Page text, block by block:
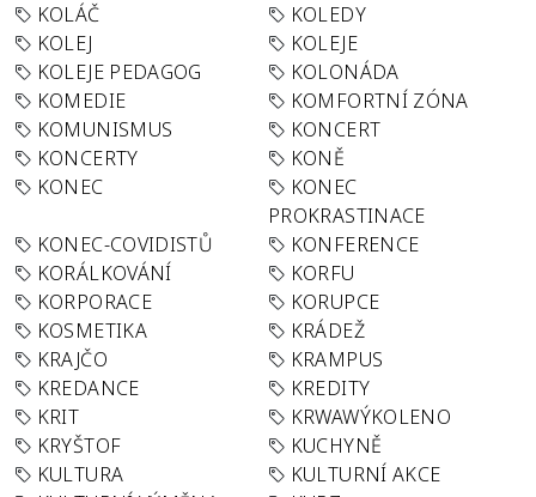
KOLÁČ
KOLEDY
KOLEJ
KOLEJE
KOLEJE PEDAGOG
KOLONÁDA
KOMEDIE
KOMFORTNÍ ZÓNA
KOMUNISMUS
KONCERT
KONCERTY
KONĚ
KONEC
KONEC
PROKRASTINACE
KONEC-COVIDISTŮ
KONFERENCE
KORÁLKOVÁNÍ
KORFU
KORPORACE
KORUPCE
KOSMETIKA
KRÁDEŽ
KRAJČO
KRAMPUS
KREDANCE
KREDITY
KRIT
KRWAWÝKOLENO
KRYŠTOF
KUCHYNĚ
KULTURA
KULTURNÍ AKCE